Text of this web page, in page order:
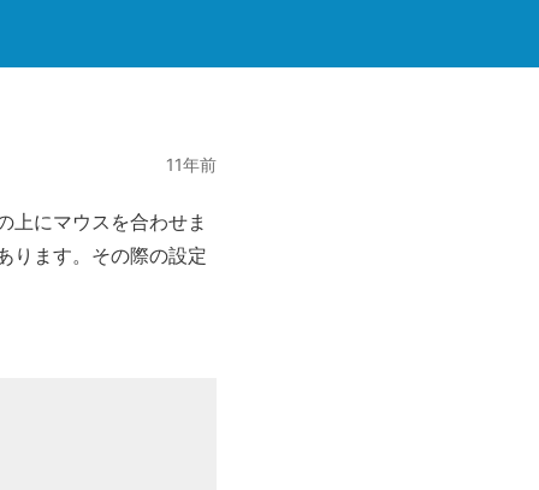
11年前
上にマウスを合わせま
ります。その際の設定